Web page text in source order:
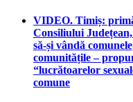
VIDEO. Timiș:
Consiliului
să-și vândă
comunitățile –
“lucrătoarelor
comune